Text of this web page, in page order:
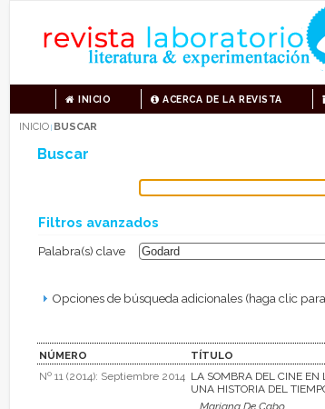
INICIO ACERCA DE LA REVISTA
INICIO | BUSCAR
Buscar
Filtros avanzados
Palabra(s) clave
Opciones de búsqueda adicionales (haga clic
NÚMERO
TÍTULO
Nº 11 (2014): Septiembre 2014 LA SOMBRA DEL CINE EN
UNA HISTORIA DEL
Mariana De Cabo